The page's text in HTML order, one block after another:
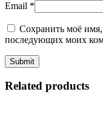
Email *
Сохранить моё имя,
последующих моих
Related products